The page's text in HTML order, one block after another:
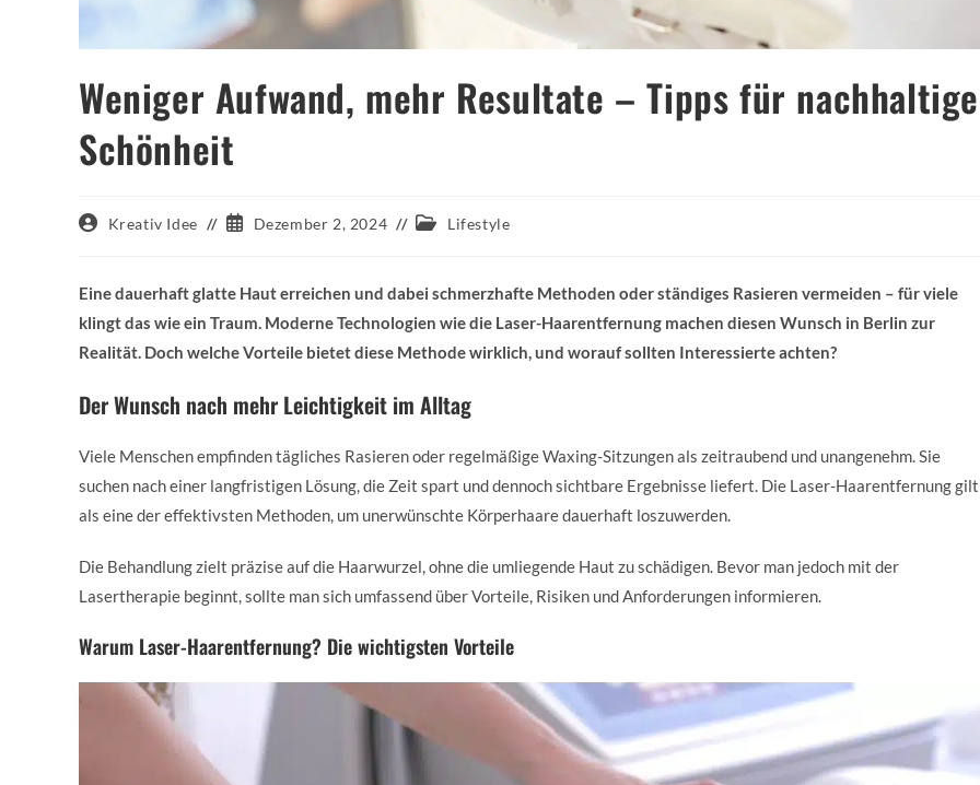
Weniger Aufwand, mehr Resultate – Tipps für nachhaltige
Schönheit
Beitrags-
Kreativ Idee
BeitragDezember 2, 2024
Beitrags-Lifestyle
Eine dauerhaft glatte Haut erreichen und dabei schmerzhafte Methoden oder ständiges Rasieren vermeiden – für viele
klingt das wie ein Traum. Moderne Technologien wie die Laser-Haarentfernung machen diesen Wunsch in Berlin zur
Realität. Doch welche Vorteile bietet diese Methode wirklich, und worauf sollten Interessierte achten?
Der Wunsch nach mehr Leichtigkeit im Alltag
Viele Menschen empfinden tägliches Rasieren oder regelmäßige Waxing-Sitzungen als zeitraubend und unangenehm. Sie
suchen nach einer langfristigen Lösung, die Zeit spart und dennoch sichtbare Ergebnisse liefert. Die Laser-Haarentfernung gilt
als eine der effektivsten Methoden, um unerwünschte Körperhaare dauerhaft loszuwerden.
Die Behandlung zielt präzise auf die Haarwurzel, ohne die umliegende Haut zu schädigen. Bevor man jedoch mit der
Lasertherapie beginnt, sollte man sich umfassend über Vorteile, Risiken und Anforderungen informieren.
Warum Laser-Haarentfernung? Die wichtigsten Vorteile